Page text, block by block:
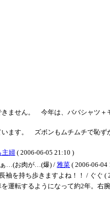
ません。 今年は、ババシャツ
す。 ズボンもムチムチで恥ず
主婦 ( 2006-06-05 21:10 )
ぁ…(お肉が…(爆) / 雅菜 ( 2006-06-04
を持ち歩きますよね！！ / ぐぐ (
転するようになって約2年。右